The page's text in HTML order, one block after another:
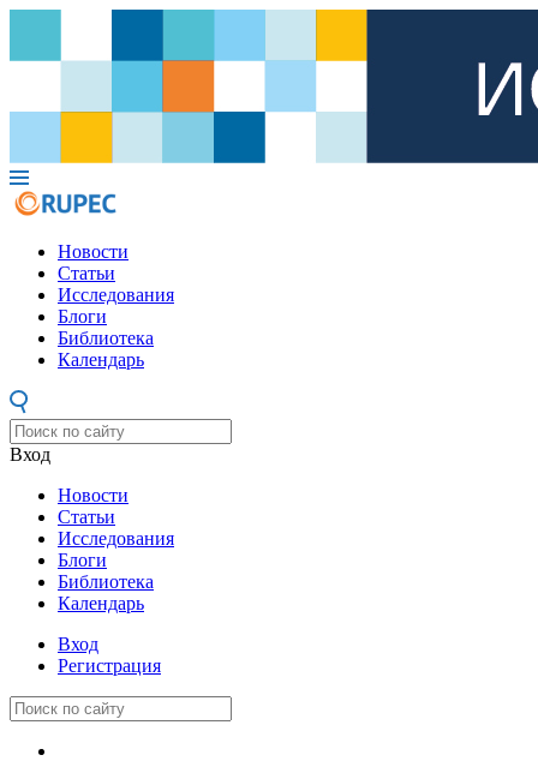
Новости
Статьи
Исследования
Блоги
Библиотека
Календарь
Вход
Новости
Статьи
Исследования
Блоги
Библиотека
Календарь
Вход
Регистрация